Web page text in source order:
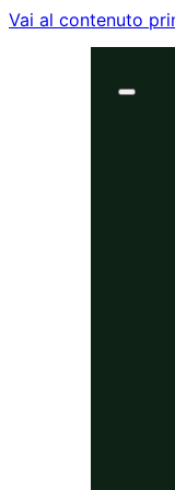
Vai al contenuto